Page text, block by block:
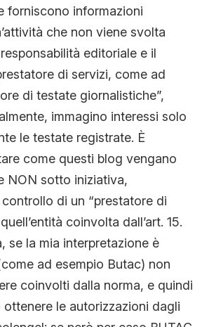
forniscono informazioni
che non viene svolta
editoriale e il
di servizi, come ad
di testate giornalistiche”,
immagino interessi solo
le testate registrate. È
come questi blog vengano
NON sotto iniziativa,
di un “prestatore di
coinvolta dall’art. 15.
se la mia interpretazione è
ad esempio Butac) non
coinvolti dalla norma, e quindi
le autorizzazioni dagli